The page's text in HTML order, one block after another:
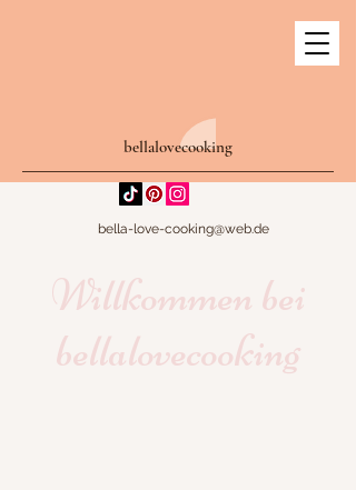
bellalovecooking
bella-love-cooking@web.de
Willkommen bei
bellalovecooking